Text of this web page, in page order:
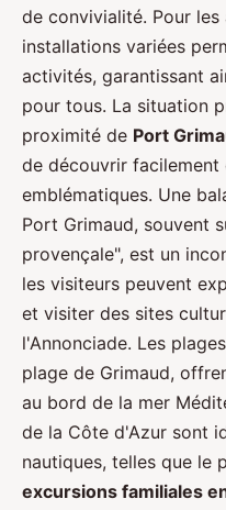
de convivialité. Pour
installations variées
activités, garantissant
pour tous. La situation
proximité de Port
de découvrir facilement
emblématiques. Une
Port Grimaud, souvent
provençale", est un
les visiteurs peuvent
et visiter des sites
l'Annonciade. Les
plage de Grimaud,
au bord de la mer
de la Côte d'Azur sont
nautiques, telles que le
excursions familiales